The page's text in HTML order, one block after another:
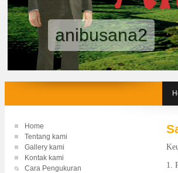
Home
Tentang kami
Gallery kami
Kontak kami
Cara Pengukuran
1.